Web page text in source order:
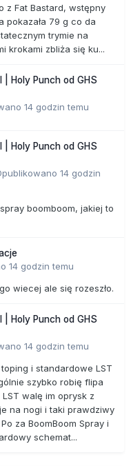
z Fat Bastard, wstępny
pokazała 79 g co da
trymie na
krokami zbliża się ku...
Holy Punch od GHS
14 godzin temu
Holy Punch od GHS
14 godzin
boomboom, jakiej to
14 godzin temu
wiecej ale się rozeszło.
Holy Punch od GHS
14 godzin temu
i standardowe LST
szybko robię flipa
walę im oprysk z
na nogi i taki prawdziwy
za BoomBoom Spray i
schemat...